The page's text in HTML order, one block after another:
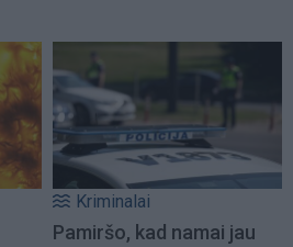
Kriminalai
Pamiršo, kad namai jau